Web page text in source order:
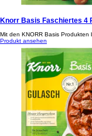
Knorr Basis Faschiertes 4
Mit den KNORR Basis
Produkt ansehen